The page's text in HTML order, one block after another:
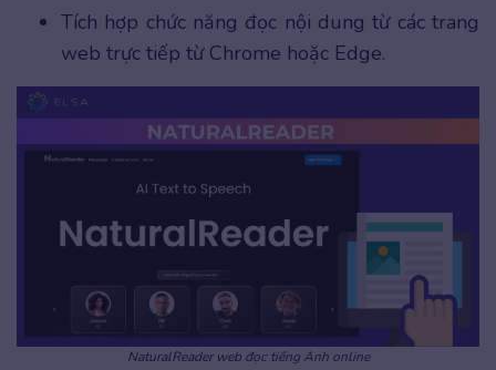
Tích hợp chức năng đọc nội dung từ các trang
web trực tiếp từ Chrome hoặc Edge.
NaturalReader web đọc tiếng Anh online